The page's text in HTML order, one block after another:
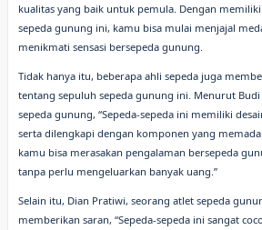
kualitas yang baik untuk pemula. Dengan
sepeda gunung ini, kamu bisa mulai menjajal
menikmati sensasi bersepeda gunung.
Tidak hanya itu, beberapa ahli sepeda juga
tentang sepuluh sepeda gunung ini. Menurut Budi
sepeda gunung, “Sepeda-sepeda ini memiliki
serta dilengkapi dengan komponen yang
kamu bisa merasakan pengalaman bersepeda
tanpa perlu mengeluarkan banyak uang.”
Selain itu, Dian Pratiwi, seorang atlet sepeda
memberikan saran, “Sepeda-sepeda ini sangat